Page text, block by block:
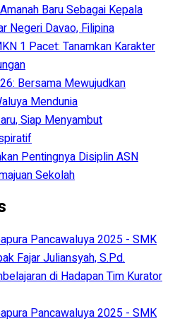
Baru Sebagai Kepala
Negeri Davao, Filipina
1 Pacet: Tanamkan Karakter
Bersama Mewujudkan
Mendunia
Siap Menyambut
Pentingnya Disiplin ASN
Sekolah
Pancawaluya 2025 - SMK
Fajar Juliansyah, S.Pd.
di Hadapan Tim Kurator
Pancawaluya 2025 - SMK